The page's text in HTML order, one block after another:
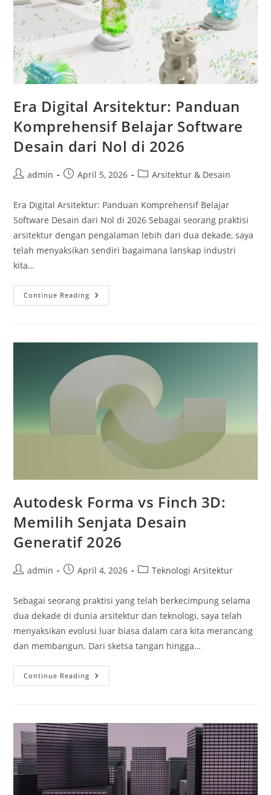
Era Digital Arsitektur: Panduan
Komprehensif Belajar Software
Desain dari Nol di 2026
Postadmin
PostApril 5, 2026
PostArsitektur & Desain
Era Digital Arsitektur: Panduan Komprehensif Belajar
Software Desain dari Nol di 2026 Sebagai seorang praktisi
arsitektur dengan pengalaman lebih dari dua dekade, saya
telah menyaksikan sendiri bagaimana lanskap industri
kita…
Continue Reading Era
Digital
Software
Desain
Dari
2026
Autodesk Forma vs Finch 3D:
Memilih Senjata Desain
Generatif 2026
Postadmin
PostApril 4, 2026
PostTeknologi Arsitektur
Sebagai seorang praktisi yang telah berkecimpung selama
dua dekade di dunia arsitektur dan teknologi, saya telah
menyaksikan evolusi luar biasa dalam cara kita merancang
dan membangun. Dari sketsa tangan hingga…
Continue Reading Autodesk
Forma
Senjata
Desain
Generatif
2026